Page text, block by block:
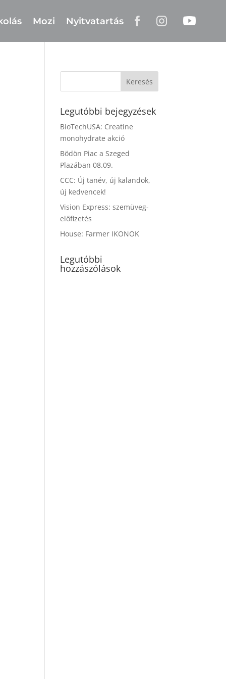
Mozi Nyitvatartás
Legutóbbi bejegyzések
BioTechUSA: Creatine
monohydrate akció
Bödön Piac a Szeged
Plazában 08.09.
CCC: Új tanév, új kalandok,
új kedvencek!
Vision Express: szemüveg-
előfizetés
House: Farmer IKONOK
Legutóbbi
hozzászólások